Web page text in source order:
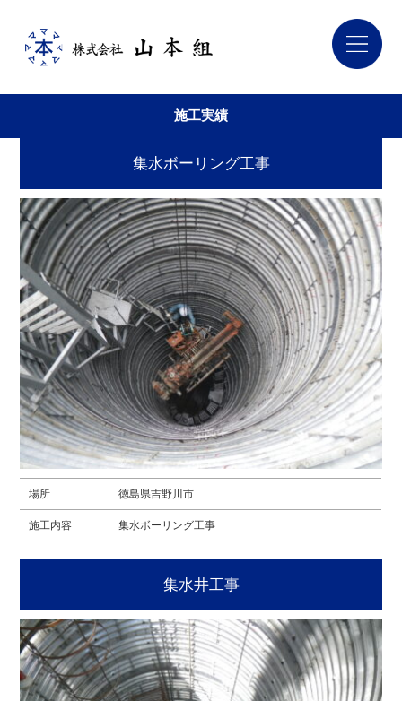
施工実績
集水ボーリング工事
場所 徳島県吉野川市
施工内容 集水ボーリング工事
集水井工事